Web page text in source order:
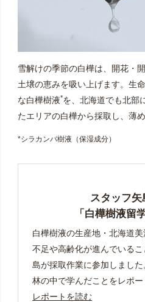
雪解けの季節の白樺は、開花・
土壌の恵みを吸い上げます。生
な白樺樹液*を、北海道でも北部
たエリアの白樺から採取し、薄
*シラカンバ樹液（保湿成分）
スタッフ矢
「白樺樹液留
白樺樹液の生産地・北海道
不足や高齢化が進んでいる
島が採取作業に参加しまし
林の中で学んだことをレポー
レポートを読む